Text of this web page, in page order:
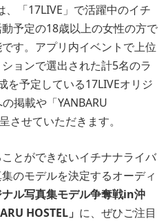
、「17LIVE」で活躍中のイチ
予定の18歳以上の女性の方で
す。アプリ内イベントで上位
ョンで選出された計5名のラ
を予定している17LIVEオリジ
掲載や「YANBARU
させていただきます。
とができないイチナナライバ
のモデルを決定するオーディ
ナル写真集モデル争奪戦in沖
HOSTEL」 に、ぜひご注目